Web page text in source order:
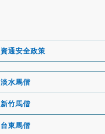
資通安全政策
淡水馬偕
新竹馬偕
台東馬偕